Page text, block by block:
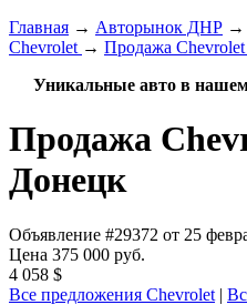
Главная → Авторынок ДНР →
Chevrolet → Продажа Chevrolet
Уникальные авто в
Продажа
Донецк
Объявление #29372 от 25
Цена 375 000 руб.
4 058 $
Все предложения Chevrolet |